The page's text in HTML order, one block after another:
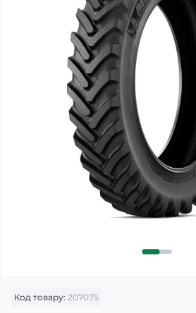
Код товару: 207075